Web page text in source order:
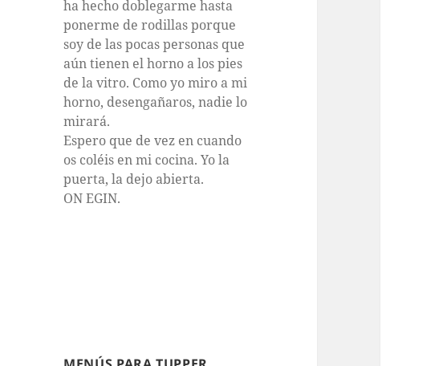
ha hecho doblegarme hasta
ponerme de rodillas porque
soy de las pocas personas que
aún tienen el horno a los pies
de la vitro. Como yo miro a mi
horno, desengañaros, nadie lo
mirará.
Espero que de vez en cuando
os coléis en mi cocina. Yo la
puerta, la dejo abierta.
ON EGIN.